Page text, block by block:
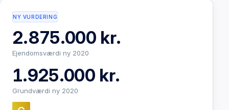
NY VURDERING
2.875.000 kr.
Ejendomsværdi ny 2020
1.925.000 kr.
Grundværdi ny 2020